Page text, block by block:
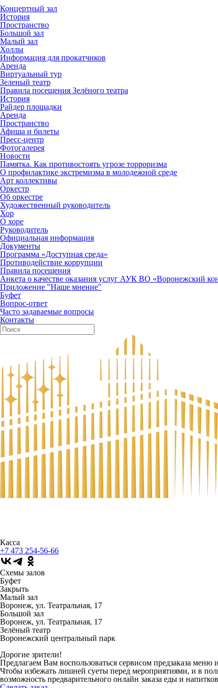
Концертный зал
История
Пространство
Большой зал
Малый зал
Холлы
Информация для прокатчиков
Аренда
Виртуальный тур
Зеленый театр
Правила посещения Зелёного театра
История
Райдер площадки
Аренда
Пространство
Афиша и билеты
Пресс-центр
Фотогалерея
Новости
Памятка. Как противостоять угрозе торроризма
О профилактике экстремизма в молодежной среде
Арт коллективы
Оркестр
Об оркестре
Художественный руководитель
Хор
О хоре
Руководитель
Официальная информация
Документы
Программа «Доступная среда»
Противодействие коррупции
Правила посещения
Анкета о качестве оказания услуг АУК ВО «Воронежский
Приложение "Наше мнение"
Буфет
Вопрос-ответ
Часто задаваемые вопросы
Контакты
Касса
+7 473 254-56-66
Схемы залов
Буфет
Закрыть
Малый зал
Воронеж, ул. Театральная, 17
Большой зал
Воронеж, ул. Театральная, 17
Зелёный театр
Воронежский центральный парк
Дорогие зрители!
Предлагаем Вам воспользоваться сервисом предзаказа
Чтобы избежать лишней суеты перед мероприятиями, и в
возможность предварительного онлайн заказа еды и